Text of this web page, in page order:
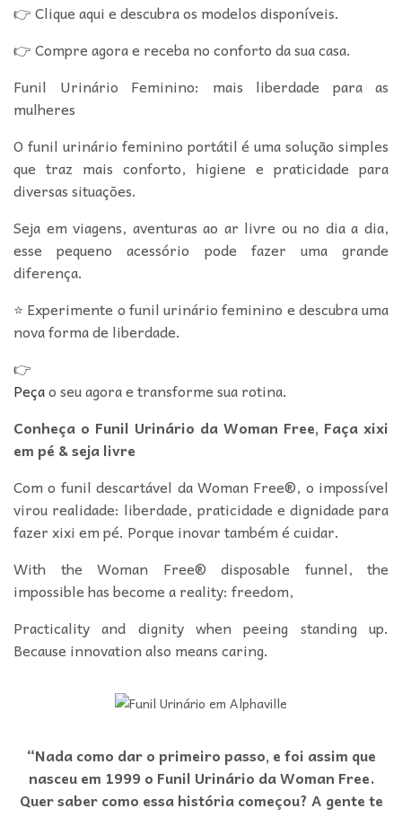
👉 Clique aqui e descubra os modelos disponíveis.
👉 Compre agora e receba no conforto da sua casa.
Funil Urinário Feminino: mais liberdade para as
mulheres
O funil urinário feminino portátil é uma solução simples
que traz mais conforto, higiene e praticidade para
diversas situações.
Seja em viagens, aventuras ao ar livre ou no dia a dia,
esse pequeno acessório pode fazer uma grande
diferença.
⭐ Experimente o funil urinário feminino e descubra uma
nova forma de liberdade.
👉
Peçao seu agora e transforme sua rotina.
Conheça o Funil Urinário da Woman Free, Faça xixi
em pé & seja livre
Com o funil descartável da Woman Free®, o impossível
virou realidade: liberdade, praticidade e dignidade para
fazer xixi em pé. Porque inovar também é cuidar.
With the Woman Free® disposable funnel, the
impossible has become a reality: freedom,
Practicality and dignity when peeing standing up.
Because innovation also means caring.
“Nada como dar o primeiro passo, e foi assim que
nasceu em 1999 o Funil Urinário da Woman Free.
Quer saber como essa história começou? A gente te